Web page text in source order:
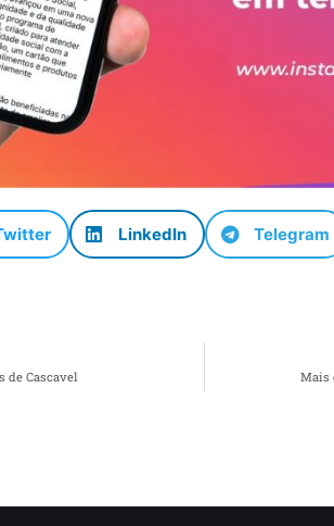
LinkedIn Telegram
de Cascavel
Mais